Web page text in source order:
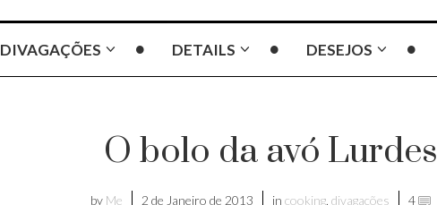
DIVAGAÇÕES DETAILS DESEJOS
O bolo da avó Lurdes
by Me 2 de Janeiro de 2013 in cooking, divagações 4